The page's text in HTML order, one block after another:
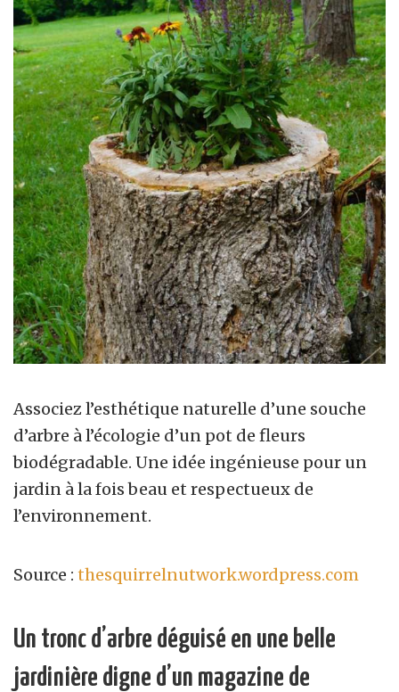
Associez l’esthétique naturelle d’une souche
d’arbre à l’écologie d’un pot de fleurs
biodégradable. Une idée ingénieuse pour un
jardin à la fois beau et respectueux de
l’environnement.
Source : thesquirrelnutwork.wordpress.com
Un tronc d’arbre déguisé en une belle
jardinière digne d’un magazine de